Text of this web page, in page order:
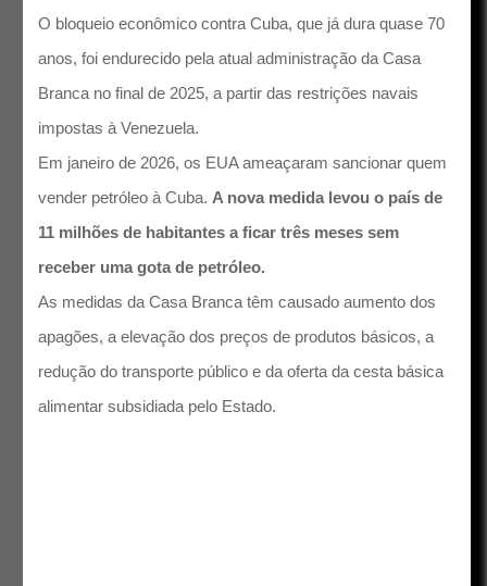
O bloqueio econômico contra Cuba, que já dura quase 70
anos, foi endurecido pela atual administração da Casa
Branca no final de 2025, a partir das restrições navais
impostas à Venezuela.
Em janeiro de 2026, os EUA ameaçaram sancionar quem
vender petróleo à Cuba. A nova medida levou o país de
11 milhões de habitantes a ficar três meses sem
receber uma gota de petróleo.
As medidas da Casa Branca têm causado aumento dos
apagões, a elevação dos preços de produtos básicos, a
redução do transporte público e da oferta da cesta básica
alimentar subsidiada pelo Estado.